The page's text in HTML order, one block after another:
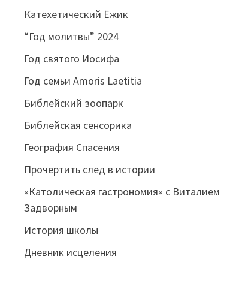
Катехетический Ёжик
“Год молитвы” 2024
Год святого Иосифа
Год семьи Amoris Laetitia
Библейский зоопарк
Библейская сенсорика
География Спасения
Прочертить след в истории
«Католическая гастрономия» с Виталием
Задворным
История школы
Дневник исцеления